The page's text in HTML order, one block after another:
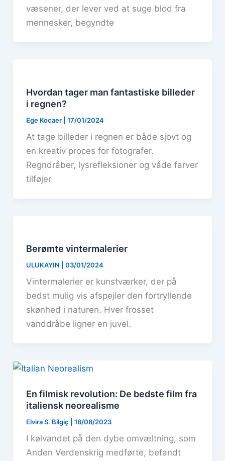
væsener, der lever ved at suge blod fra
mennesker, begyndte
Hvordan tager man fantastiske billeder
i regnen?
Ege Kocaer 17/01/2024
At tage billeder i regnen er både sjovt og
en kreativ proces for fotografer.
Regndråber, lysrefleksioner og våde farver
tilføjer
Berømte vintermalerier
ULUKAYIN 03/01/2024
Vintermalerier er kunstværker, der på
bedst mulig vis afspejler den fortryllende
skønhed i naturen. Hver frosset
vanddråbe ligner en juvel.
En filmisk revolution: De bedste film fra
italiensk neorealisme
Elvira S. Bilgiç 18/08/2023
I kølvandet på den dybe omvæltning, som
Anden Verdenskrig medførte, befandt